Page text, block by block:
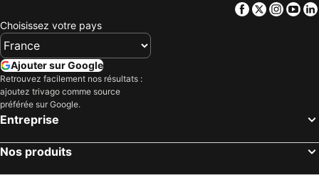
Facebook
Twitter
Choisissez votre pays
Ajouter sur Google
Retrouvez facilement nos résultats :
ajoutez trivago comme source
préférée sur Google.
Entreprise
Nos produits